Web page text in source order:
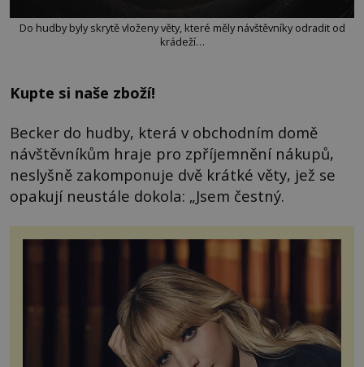
Do hudby byly skrytě vloženy věty, které měly návštěvníky odradit od
krádeží…
Kupte si naše zboží!
Becker do hudby, která v obchodním domě
návštěvníkům hraje pro zpříjemnění nákupů,
neslyšně zakomponuje dvě krátké věty, jež se
opakují neustále dokola: „Jsem čestný.